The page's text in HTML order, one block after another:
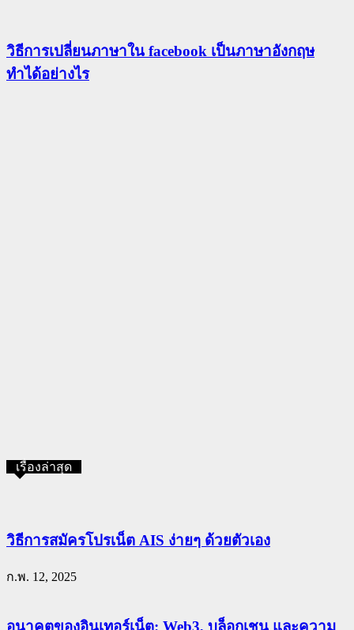
วิธีการเปลี่ยนภาษาใน facebook เป็นภาษาอังกฤษ
ทำได้อย่างไร
เรื่องล่าสุด
วิธีการสมัครโปรเน็ต AIS ง่ายๆ ด้วยตัวเอง
ก.พ. 12, 2025
อนาคตของอินเทอร์เน็ต: Web3, บล็อกเชน และความ